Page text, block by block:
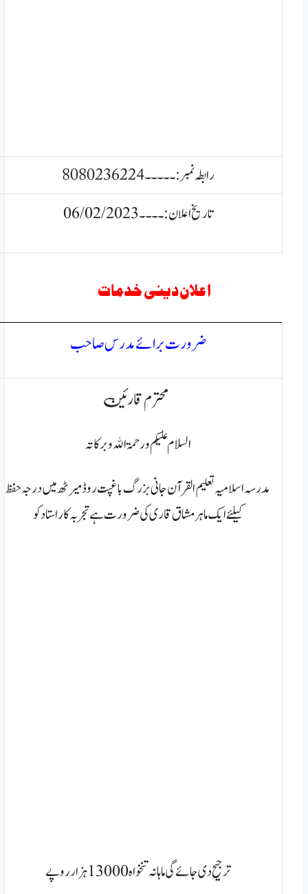
رابطہ نمبر:۔۔۔۔۔8080236224
تاریخ اعلان:۔۔۔۔06/02/2023
اعلان دینی خدمات
ضرورت برائے مدرس صاحب
محترم قارئین
السلام عليكم ورحمۃ الله وبركاتہ
مدرسہ اسلامیہ تعلیم القرآن جانی بزرگ باغپت روڈ میرٹھ میںدرجہ حفظ
کیلئے ایک ماہر مشاق قاری کی ضرورت ہے تجربہ کار استادکو
ترجیح دی جائے گیماہانہ تنخواہ 13000ہزار روپے